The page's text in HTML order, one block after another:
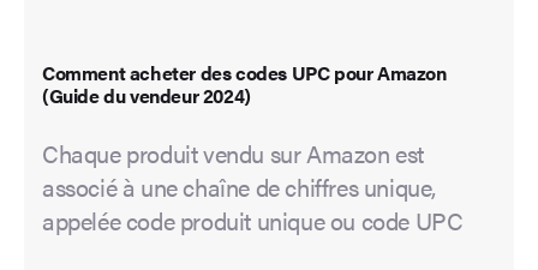
Comment acheter des codes UPC pour Amazon
(Guide du vendeur 2024)
Chaque produit vendu sur Amazon est
associé à une chaîne de chiffres unique,
appelée code produit unique ou code UPC